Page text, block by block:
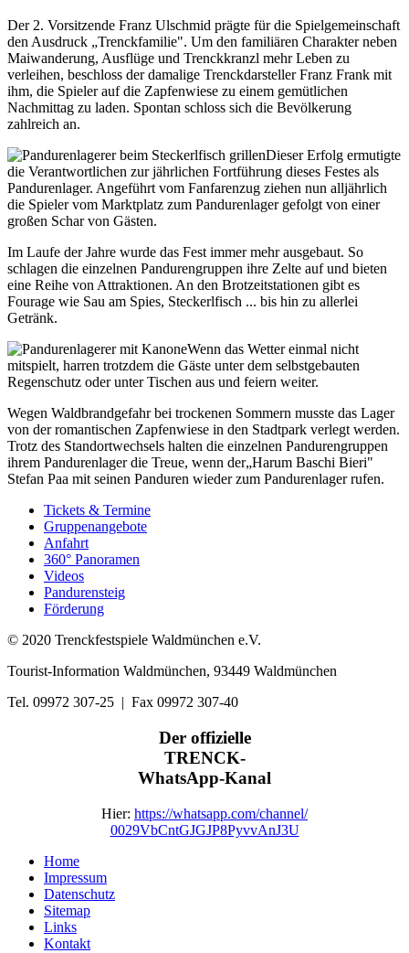
Der 2. Vorsitzende Franz Ulschmid prägte für die Spielgemeinschaft
den Ausdruck „Trenckfamilie". Um den familiären Charakter neben
Maiwanderung, Ausflüge und Trenckkranzl mehr Leben zu
verleihen, beschloss der damalige Trenckdarsteller Franz Frank mit
ihm, die Spieler auf die Zapfenwiese zu einem gemütlichen
Nachmittag zu laden. Spontan schloss sich die Bevölkerung
zahlreich an.
Dieser Erfolg ermutigte
die Verantwortlichen zur jährlichen Fortführung dieses Festes als
Pandurenlager. Angeführt vom Fanfarenzug ziehen nun alljährlich
die Spieler vom Marktplatz zum Pandurenlager gefolgt von einer
großen Schar von Gästen.
Im Laufe der Jahre wurde das Fest immer mehr ausgebaut. So
schlagen die einzelnen Pandurengruppen ihre Zelte auf und bieten
eine Reihe von Attraktionen. An den Brotzeitstationen gibt es
Fourage wie Sau am Spies, Steckerlfisch ... bis hin zu allerlei
Getränk.
Wenn das Wetter einmal nicht
mitspielt, harren trotzdem die Gäste unter dem selbstgebauten
Regenschutz oder unter Tischen aus und feiern weiter.
Wegen Waldbrandgefahr bei trockenen Sommern musste das Lager
von der romantischen Zapfenwiese in den Stadtpark verlegt werden.
Trotz des Standortwechsels halten die einzelnen Pandurengruppen
ihrem Pandurenlager die Treue, wenn der„Harum Baschi Bieri"
Stefan Paa mit seinen Panduren wieder zum Pandurenlager rufen.
Tickets & Termine
Gruppenangebote
Anfahrt
360° Panoramen
Videos
Pandurensteig
Förderung
© 2020 Trenckfestspiele Waldmünchen e.V.
Tourist-Information Waldmünchen, 93449 Waldmünchen
Tel. 09972 307-25 | Fax 09972 307-40
Der offizielle
TRENCK-
WhatsApp-Kanal
Hier: https://whatsapp.com/channel/
0029VbCntGJGJP8PyvvAnJ3U
Home
Impressum
Datenschutz
Sitemap
Links
Kontakt